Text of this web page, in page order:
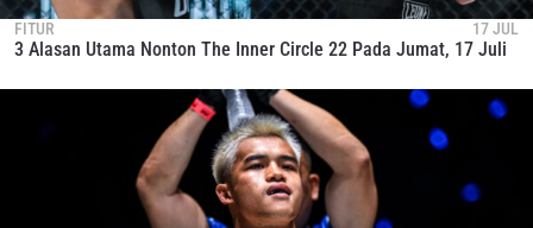
FITUR 17 JUL
3 Alasan Utama Nonton The Inner Circle 22 Pada Jumat, 17 Juli